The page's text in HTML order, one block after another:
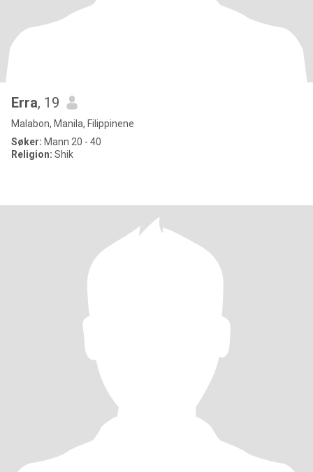
Erra, 19
Malabon, Manila, Filippinene
Søker: Mann 20 - 40
Religion: Shik